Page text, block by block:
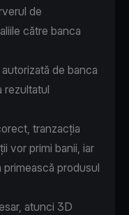
de
către banca
de banca
rezultatul
tranzacția
vor primi banii, iar
produsul
atunci 3D